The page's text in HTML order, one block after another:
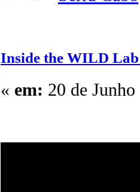
Inside the WILD
« em: 20 de